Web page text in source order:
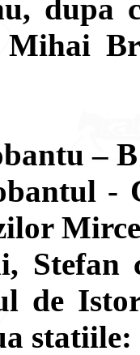
dupa
–
-
Stefan
de